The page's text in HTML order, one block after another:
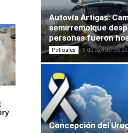
Autovía Artigas:
semirremolque
personas fueron
Policiales 5 de agosto de
Concepción del